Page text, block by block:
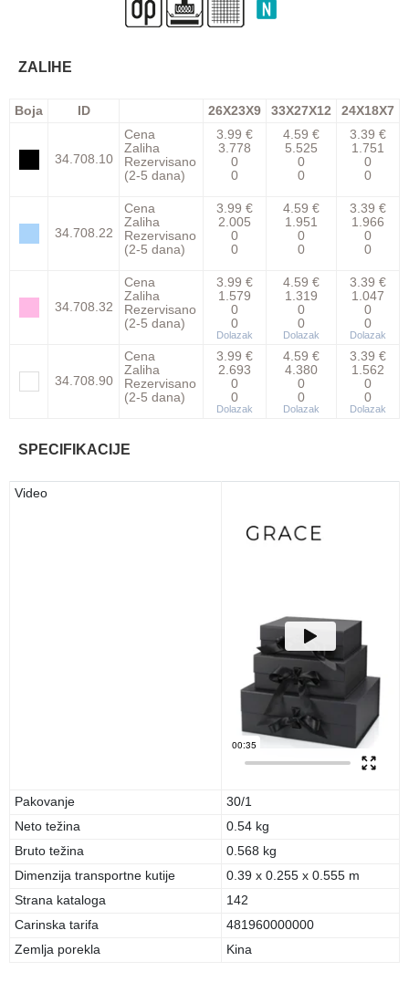
ZALIHE
Boja ID 26X23X9 33X27X12 24X18X7
34.708.10
Cena
Zaliha
Rezervisano
(2-5 dana)
3.99 €
3.778
0
0
4.59 €
5.525
0
0
3.39 €
1.751
0
0
34.708.22
Cena
Zaliha
Rezervisano
(2-5 dana)
3.99 €
2.005
0
0
4.59 €
1.951
0
0
3.39 €
1.966
0
0
34.708.32
Cena
Zaliha
Rezervisano
(2-5 dana)
3.99 €
1.579
0
0
Dolazak
4.59 €
1.319
0
0
Dolazak
3.39 €
1.047
0
0
Dolazak
34.708.90
Cena
Zaliha
Rezervisano
(2-5 dana)
3.99 €
2.693
0
0
Dolazak
4.59 €
4.380
0
0
Dolazak
3.39 €
1.562
0
0
Dolazak
SPECIFIKACIJE
Video
Pakovanje
30/1
Neto težina
0.54 kg
Bruto težina
0.568 kg
Dimenzija transportne kutije
0.39 x 0.255 x 0.555 m
Strana kataloga
142
Carinska tarifa
481960000000
Zemlja porekla
Kina